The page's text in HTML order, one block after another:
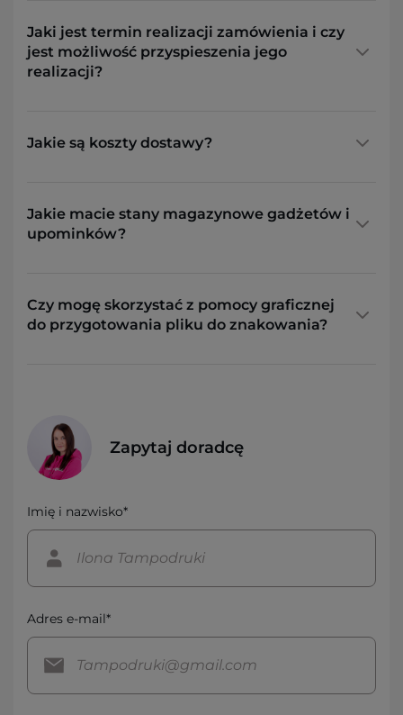
Jaki jest termin realizacji zamówienia i czy
jest możliwość przyspieszenia jego
realizacji?
Jakie są koszty dostawy?
Jakie macie stany magazynowe gadżetów i
upominków?
Czy mogę skorzystać z pomocy graficznej
do przygotowania pliku do znakowania?
Zapytaj doradcę
Imię i nazwisko*
Adres e-mail*